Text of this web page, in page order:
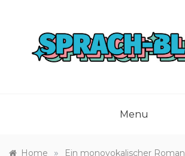
Menu
Home » Ein monovokalischer Roman